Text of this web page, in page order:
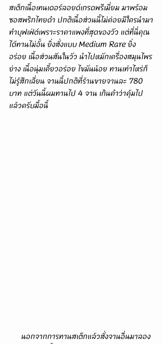
สเต็กเนื้อเทนเดอร์ลอยด์เกรดพรีเมี่ยม มาพร้อม
ซอสพริกไทยดำ ปกติเนื้อส่วนนี้ไม่ค่อยมีใครนำมา
ทำบุฟเฟ่ต์เพราะราคาแพงที่สุดของวัว แต่ที่นี่คุณ
ได้ทานไม่อั้น ยิ่งสั่งแบบ Medium Rare ยิ่ง
อร่อย เนื้อส่วนสันในวัว นำไปหมักเครื่องสมุนไพร
ย่าง เนื้อนุ่มเคี้ยวอร่อย ไขมันน้อย ทานเท่าไหร่ก็
ไม่รู้สึกเลี่ยน จานนี้ปกติที่ร้านขายจานละ 780
บาท แต่วันนี้ผมทานไป 4 จาน เกินคำว่าคุ้มไป
แล้วครับมื้อนี้